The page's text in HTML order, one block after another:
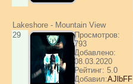
Lakeshore - Mountain View
29
Просмотров:
793
Добавлено:
08.03.2020
Рейтинг: 5.0
Добавил:AJlbFF